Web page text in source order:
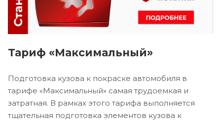
Тариф «Максимальный»
Подготовка кузова к покраске автомобиля в
тарифе «Максимальный» самая трудоемкая и
затратная. В рамках этого тарифа выполняется
тщательная подготовка элементов кузова к